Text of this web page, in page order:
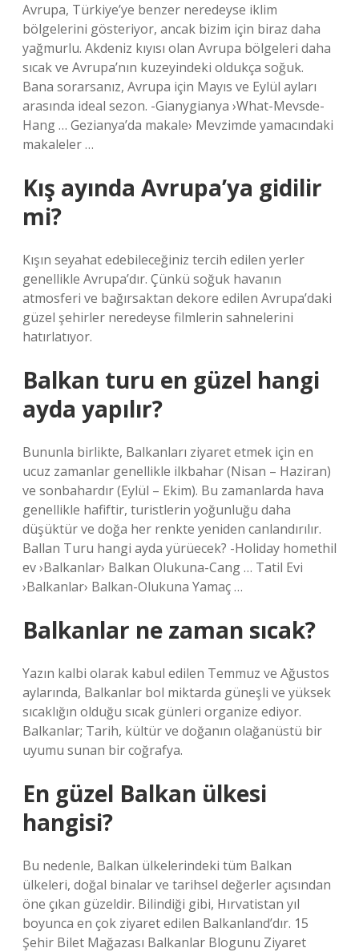
Avrupa, Türkiye’ye benzer neredeyse iklim
bölgelerini gösteriyor, ancak bizim için biraz daha
yağmurlu. Akdeniz kıyısı olan Avrupa bölgeleri daha
sıcak ve Avrupa’nın kuzeyindeki oldukça soğuk.
Bana sorarsanız, Avrupa için Mayıs ve Eylül ayları
arasında ideal sezon. -Gianygianya ›What-Mevsde-
Hang … Gezianya’da makale› Mevzimde yamacındaki
makaleler …
Kış ayında Avrupa’ya gidilir
mi?
Kışın seyahat edebileceğiniz tercih edilen yerler
genellikle Avrupa’dır. Çünkü soğuk havanın
atmosferi ve bağırsaktan dekore edilen Avrupa’daki
güzel şehirler neredeyse filmlerin sahnelerini
hatırlatıyor.
Balkan turu en güzel hangi
ayda yapılır?
Bununla birlikte, Balkanları ziyaret etmek için en
ucuz zamanlar genellikle ilkbahar (Nisan – Haziran)
ve sonbahardır (Eylül – Ekim). Bu zamanlarda hava
genellikle hafiftir, turistlerin yoğunluğu daha
düşüktür ve doğa her renkte yeniden canlandırılır.
Ballan Turu hangi ayda yürüecek? -Holiday homethil
ev ›Balkanlar› Balkan Olukuna-Cang … Tatil Evi
›Balkanlar› Balkan-Olukuna Yamaç …
Balkanlar ne zaman sıcak?
Yazın kalbi olarak kabul edilen Temmuz ve Ağustos
aylarında, Balkanlar bol miktarda güneşli ve yüksek
sıcaklığın olduğu sıcak günleri organize ediyor.
Balkanlar; Tarih, kültür ve doğanın olağanüstü bir
uyumu sunan bir coğrafya.
En güzel Balkan ülkesi
hangisi?
Bu nedenle, Balkan ülkelerindeki tüm Balkan
ülkeleri, doğal binalar ve tarihsel değerler açısından
öne çıkan güzeldir. Bilindiği gibi, Hırvatistan yıl
boyunca en çok ziyaret edilen Balkanland’dır. 15
Şehir Bilet Mağazası Balkanlar Blogunu Ziyaret